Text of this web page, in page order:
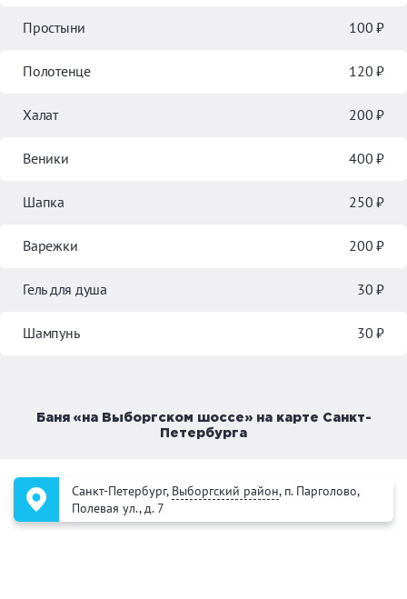
Простыни 100 ₽
Полотенце 120 ₽
Халат 200 ₽
Веники 400 ₽
Шапка 250 ₽
Варежки 200 ₽
Гель для душа 30 ₽
Шампунь 30 ₽
Баня «на Выборгском шоссе» на карте Санкт-
Петербурга
Санкт-Петербург, Выборгский район, п. Парголово,
Полевая ул., д. 7